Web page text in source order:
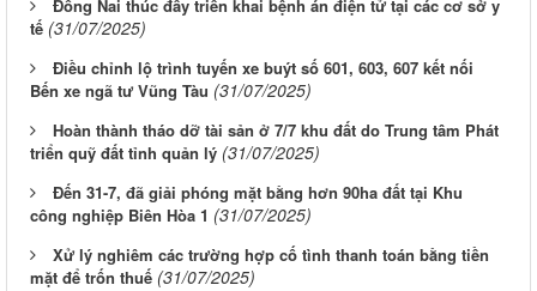
Đồng Nai thúc đẩy triển khai bệnh án điện tử tại các cơ sở y
tế (31/07/2025)
Điều chỉnh lộ trình tuyến xe buýt số 601, 603, 607 kết nối
Bến xe ngã tư Vũng Tàu (31/07/2025)
Hoàn thành tháo dỡ tài sản ở 7/7 khu đất do Trung tâm Phát
triển quỹ đất tỉnh quản lý (31/07/2025)
Đến 31-7, đã giải phóng mặt bằng hơn 90ha đất tại Khu
công nghiệp Biên Hòa 1 (31/07/2025)
Xử lý nghiêm các trường hợp cố tình thanh toán bằng tiền
mặt để trốn thuế (31/07/2025)